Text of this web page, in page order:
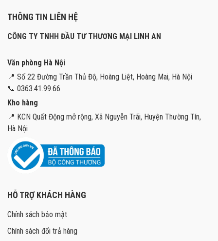
THÔNG TIN LIÊN HỆ
CÔNG TY TNHH ĐẦU TƯ THƯƠNG MẠI LINH AN
Văn phòng Hà Nội
📍 Số 22 Đường Trần Thủ Độ, Hoàng Liệt, Hoàng Mai, Hà Nội
📞 0363.41.99.66
Kho hàng
📍 KCN Quất Động mở rộng, Xã Nguyễn Trãi, Huyện Thường Tín,
Hà Nội
HỖ TRỢ KHÁCH HÀNG
Chính sách bảo mật
Chính sách đổi trả hàng